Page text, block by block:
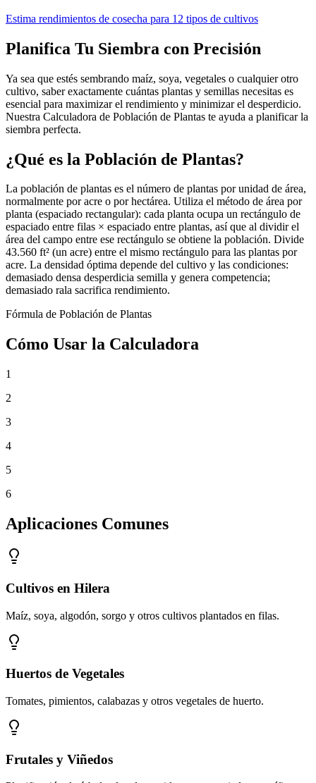
Estima rendimientos de cosecha para 12 tipos de cultivos
Planifica Tu Siembra con Precisión
Ya sea que estés sembrando maíz, soya, vegetales o cualquier otro
cultivo, saber exactamente cuántas plantas y semillas necesitas es
esencial para maximizar el rendimiento y minimizar el desperdicio.
Nuestra Calculadora de Población de Plantas te ayuda a planificar la
siembra perfecta.
¿Qué es la Población de Plantas?
La población de plantas es el número de plantas por unidad de área,
normalmente por acre o por hectárea. Utiliza el método de área por
planta (espaciado rectangular): cada planta ocupa un rectángulo de
espaciado entre filas × espaciado entre plantas, así que al dividir el
área del campo entre ese rectángulo se obtiene la población. Divide
43.560 ft² (un acre) entre el mismo rectángulo para las plantas por
acre. La densidad óptima depende del cultivo y las condiciones:
demasiado densa desperdicia semilla y genera competencia;
demasiado rala sacrifica rendimiento.
Fórmula de Población de Plantas
Cómo Usar la Calculadora
1
2
3
4
5
6
Aplicaciones Comunes
Cultivos en Hilera
Maíz, soya, algodón, sorgo y otros cultivos plantados en filas.
Huertos de Vegetales
Tomates, pimientos, calabazas y otros vegetales de huerto.
Frutales y Viñedos